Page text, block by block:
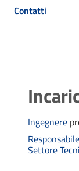
Contatti
Ingegnere
Settore